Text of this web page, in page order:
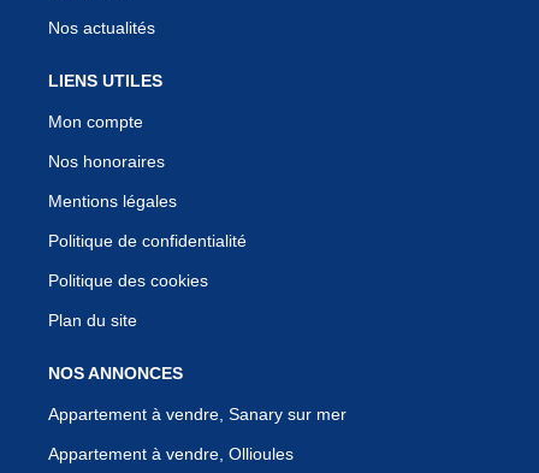
Nos actualités
LIENS UTILES
Mon compte
Nos honoraires
Mentions légales
Politique de confidentialité
Politique des cookies
Plan du site
NOS ANNONCES
Appartement à vendre, Sanary sur mer
Appartement à vendre, Ollioules